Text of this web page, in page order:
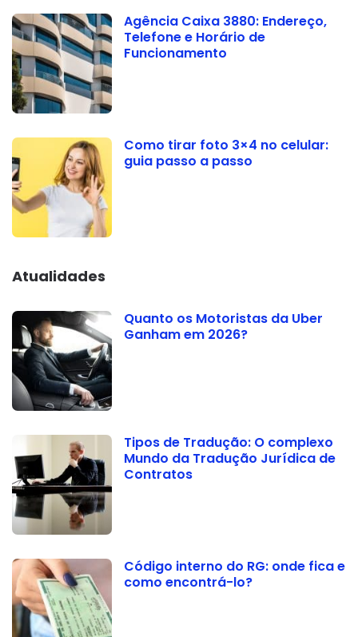
Agência Caixa 3880: Endereço,
Telefone e Horário de
Funcionamento
Como tirar foto 3×4 no celular:
guia passo a passo
Atualidades
Quanto os Motoristas da Uber
Ganham em 2026?
Tipos de Tradução: O complexo
Mundo da Tradução Jurídica de
Contratos
Código interno do RG: onde fica e
como encontrá-lo?